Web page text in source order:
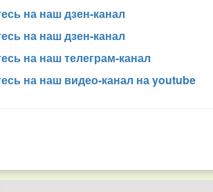
на наш дзен-канал
на наш дзен-канал
на наш телеграм-канал
на наш видео-канал на youtube